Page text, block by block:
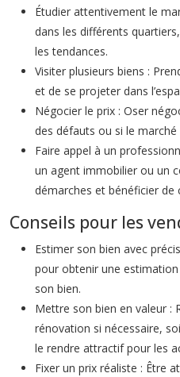
Étudier attentivement le
dans les différents
les tendances.
Visiter plusieurs biens :
et de se projeter dans
Négocier le prix : Oser
des défauts ou si le marché
Faire appel à un
un agent immobilier ou un
démarches et bénéficier de
Conseils pour les
Estimer son bien avec
pour obtenir une
son bien.
Mettre son bien en valeur :
rénovation si nécessaire,
le rendre attractif pour les
Fixer un prix réaliste : Être